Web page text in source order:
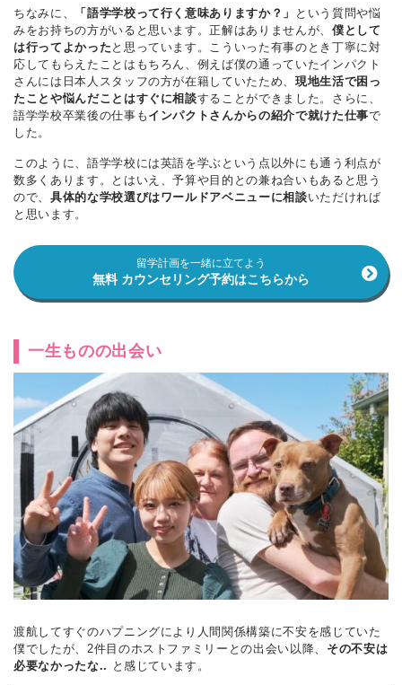
ちなみに、 「語学学校って行く意味ありますか？」
という質問や悩
みをお持ちの方がいると思います。正解はありませんが、 僕として
は行ってよかった と思っています。こういった有事のとき丁寧に対
応してもらえたことはもちろん、例えば僕の通っていたインパクト
さんには日本人スタッフの方が在籍していたため、 現地生活で困っ
たことや悩んだことはすぐに相談することができました。さらに、
語学学校卒業後の仕事も インパクトさんからの紹介で就けた仕事で
した。
このように、語学学校には英語を学ぶという点以外にも通う利点が
数多くあります。とはいえ、予算や目的との兼ね合いもあると思う
ので、 具体的な学校選びはワールドアベニューに相談いただければ
と思います。
留学計画を一緒に立てよう
無料 カウンセリング予約はこちらから
一生ものの出会い
渡航してすぐのハプニングにより人間関係構築に不安を感じていた
僕でしたが、2件目のホストファミリーとの出会い以降、 その不安は
必要なかったな.. と感じています。